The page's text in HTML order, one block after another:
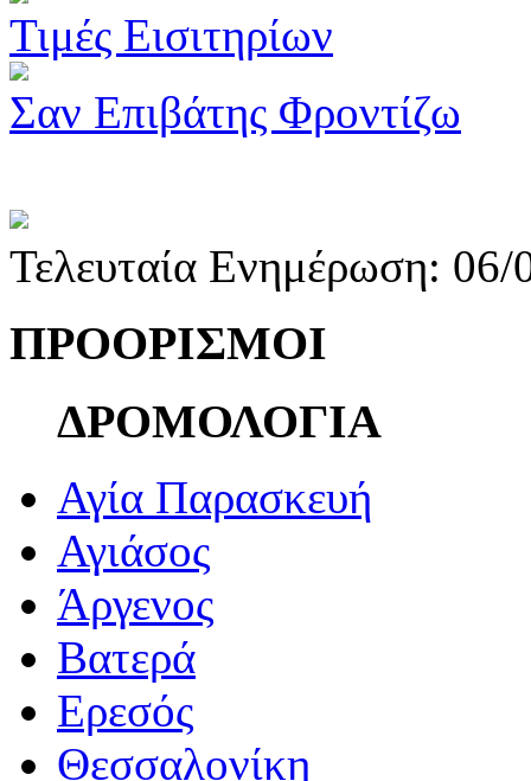
Τιμές Εισιτηρίων
Σαν Επιβάτης Φροντίζω
Τελευταία Ενημέρωση:
ΠΡΟΟΡΙΣΜΟΙ
ΔΡΟΜΟΛΟΓΙΑ
Αγία Παρασκευή
Αγιάσος
Άργενος
Βατερά
Ερεσός
Θεσσαλονίκη